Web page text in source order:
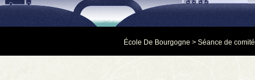
École De Bourgogne > Séance de comité